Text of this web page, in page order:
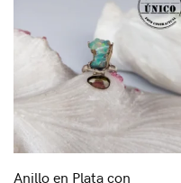
Anillo en Plata con